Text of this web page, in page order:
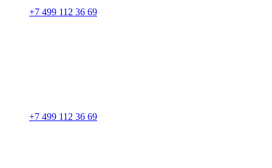
+7 499 112 36 69
+7 499 112 36 69